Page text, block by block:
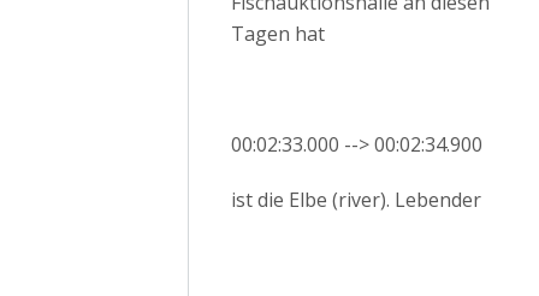
Tagen hat
00:02:33.000 --> 00:02:34.900
ist die Elbe (river). Lebender